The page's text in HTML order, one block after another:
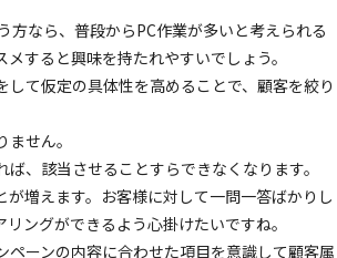
方なら、普段からPC作業が多いと考えられる
すると興味を持たれやすいでしょう。
て仮定の具体性を高めることで、顧客を絞り
せん。
、該当させることすらできなくなります。
増えます。お客様に対して一問一答ばかりし
ングができるよう心掛けたいですね。
ーンの内容に合わせた項目を意識して顧客属